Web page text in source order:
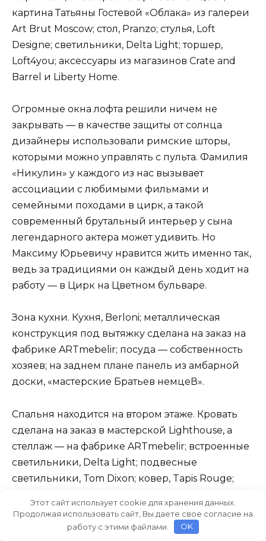
картина Татьяны Гостевой «Облака» из галереи
Art Brut Moscow; стол, Pranzo; стулья, Loft
Designe; светильники, Delta Light; торшер,
Loft4you; аксессуары из магазинов Crate and
Barrel и Liberty Home.
Огромные окна лофта решили ничем не
закрывать — в качестве защиты от солнца
дизайнеры использовали римские шторы,
которыми можно управлять с пульта. Фамилия
«Никулин» у каждого из нас вызывает
ассоциации с любимыми фильмами и
семейными походами в цирк, а такой
современный брутальный интерьер у сына
легендарного актера может удивить. Но
Максиму Юрьевичу нравится жить именно так,
ведь за традициями он каждый день ходит на
работу — в Цирк на Цветном бульваре.
Зона кухни. Кухня, Berloni; металлическая
конструкция под вытяжку сделана на заказ на
фабрике ARTmebelir; посуда — собственность
хозяев; на заднем плане панель из амбарной
доски, «мастерские Братьев немцеВ».
Спальня находится на втором этаже. Кровать
сделана на заказ в мастерской Lighthouse, а
стеллаж — на фабрике ARTmebelir; встроенные
светильники, Delta Light; подвесные
светильники, Tom Dixon; ковер, Tapis Rouge;
галереи Art Brut Moscow; текстиль и
аксессуары из магазинов Crate and Barrel и
Этот сайт использует cookie для хранения данных.
Продолжая использовать сайт, Вы даете свое согласие на
работу с этими файлами.
OK